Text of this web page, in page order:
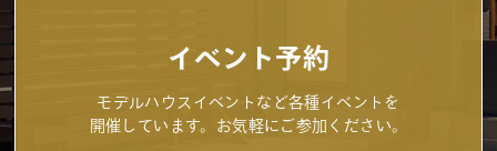
イベント予約
モデルハウスイベントなど各種イベントを
開催しています。お気軽にご参加ください。